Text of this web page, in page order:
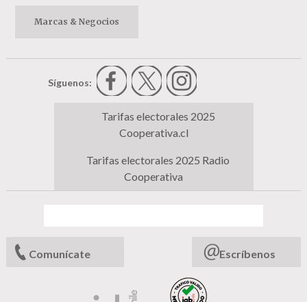
Marcas & Negocios
Síguenos:
Tarifas electorales 2025
Cooperativa.cl
Tarifas electorales 2025 Radio
Cooperativa
Comunícate Escríbenos